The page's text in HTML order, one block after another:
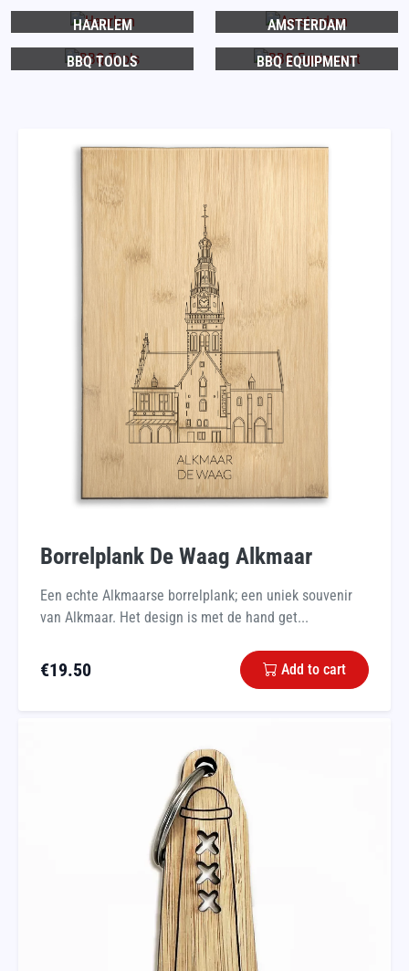
HAARLEM AMSTERDAM
BBQ TOOLS BBQ EQUIPMENT
Borrelplank De Waag Alkmaar
Een echte Alkmaarse borrelplank; een uniek souvenir
van Alkmaar. Het design is met de hand get...
€19.50 Add to cart